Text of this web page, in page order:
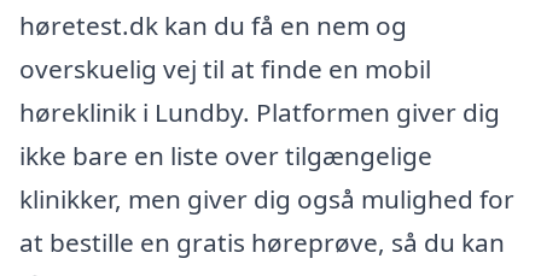
høretest.dk kan du få en nem og
overskuelig vej til at finde en mobil
høreklinik i Lundby. Platformen giver dig
ikke bare en liste over tilgængelige
klinikker, men giver dig også mulighed for
at bestille en gratis høreprøve, så du kan